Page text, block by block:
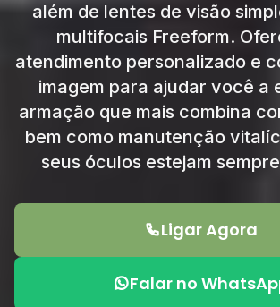
além de lentes de visão
multifocais Freeform.
atendimento personalizado e
imagem para ajudar você a
armação que mais combina
bem como manutenção
seus óculos estejam
Ligar Agora
Falar no